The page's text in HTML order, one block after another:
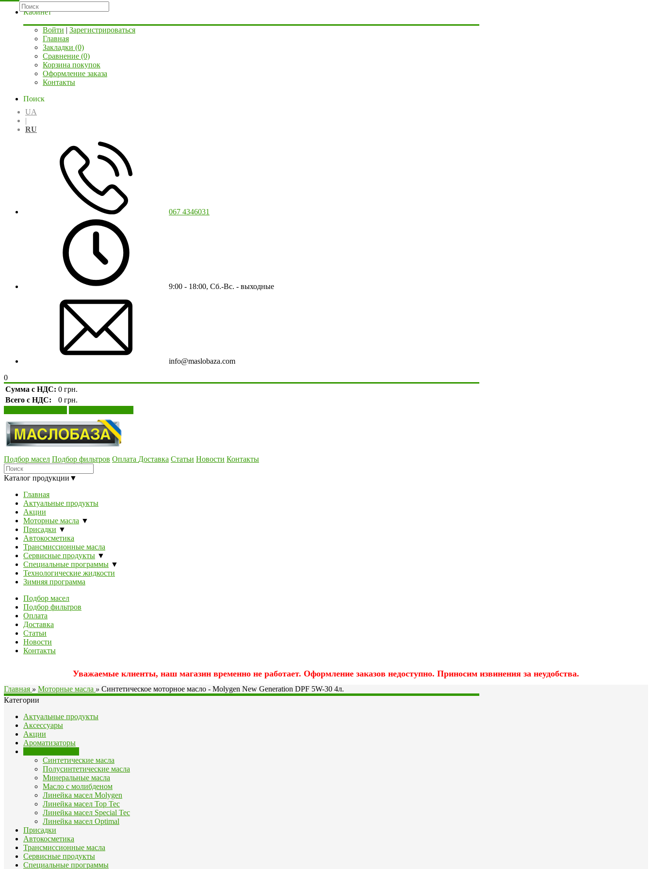
Кабинет
Войти | Зарегистрироваться
Главная
Закладки (0)
Сравнение (0)
Корзина покупок
Оформление заказа
Контакты
Поиск
UA
|
RU
067 4346031
9:00 - 18:00, Сб.-Вс. - выходные
info@maslobaza.com
0
Сумма с НДС: 0 грн.
Всего с НДС:
0 грн.
Подбор масел Подбор фильтров Оплата Доставка Статьи Новости Контакты
Каталог продукции ▼
Главная
Актуальные продукты
Акции
Моторные масла ▼
Присадки ▼
Автокосметика
Трансмиссионные масла
Сервисные продукты ▼
Специальные программы ▼
Технологические жидкости
Зимняя программа
Подбор масел
Подбор фильтров
Оплата
Доставка
Статьи
Новости
Контакты
Уважаемые клиенты, наш магазин временно не работает. Оформление заказов недоступно. Приносим извинения за неудобства.
Главная » Моторные масла » Синтетическое моторное масло - Molygen New Generation DPF 5W-30 4л.
Категории
Актуальные продукты
Аксессуары
Акции
Ароматизаторы
Синтетические масла
Полусинтетические масла
Минеральные масла
Масло с молибденом
Линейка масел Molygen
Линейка масел Top Tec
Линейка масел Special Tec
Линейка масел Optimal
Присадки
Автокосметика
Трансмиссионные масла
Сервисные продукты
Специальные программы